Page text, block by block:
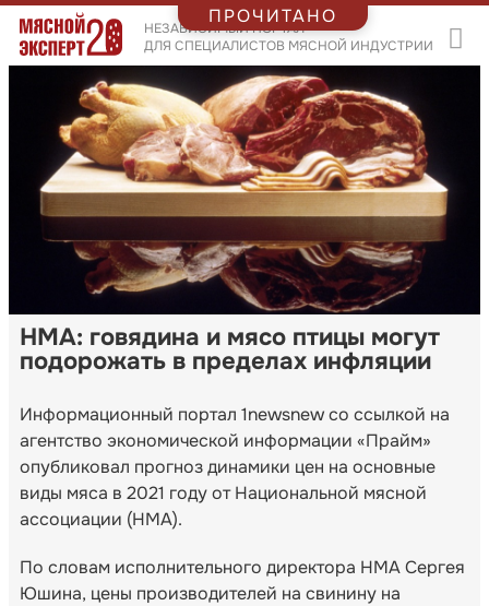
НЕЗАВИСИМЫЙ ПОРТАЛ
ДЛЯ СПЕЦИАЛИСТОВ МЯСНОЙ ИНДУСТРИИ
НМА: говядина и мясо птицы могут
подорожать в пределах инфляции
Информационный портал 1newsnew со ссылкой на
агентство экономической информации «Прайм»
опубликовал прогноз динамики цен на основные
виды мяса в 2021 году от Национальной мясной
ассоциации (НМА).
По словам исполнительного директора НМА Сергея
Юшина, цены производителей на свинину на
ПРОЧИТАНО